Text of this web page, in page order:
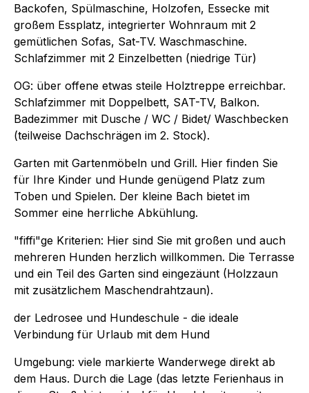
Backofen, Spülmaschine, Holzofen, Essecke mit
großem Essplatz, integrierter Wohnraum mit 2
gemütlichen Sofas, Sat-TV. Waschmaschine.
Schlafzimmer mit 2 Einzelbetten (niedrige Tür)
OG: über offene etwas steile Holztreppe erreichbar.
Schlafzimmer mit Doppelbett, SAT-TV, Balkon.
Badezimmer mit Dusche / WC / Bidet/ Waschbecken
(teilweise Dachschrägen im 2. Stock).
Garten mit Gartenmöbeln und Grill. Hier finden Sie
für Ihre Kinder und Hunde genügend Platz zum
Toben und Spielen. Der kleine Bach bietet im
Sommer eine herrliche Abkühlung.
"fiffi"ge Kriterien: Hier sind Sie mit großen und auch
mehreren Hunden herzlich willkommen. Die Terrasse
und ein Teil des Garten sind eingezäunt (Holzzaun
mit zusätzlichem Maschendrahtzaun).
der Ledrosee und Hundeschule - die ideale
Verbindung für Urlaub mit dem Hund
Umgebung: viele markierte Wanderwege direkt ab
dem Haus. Durch die Lage (das letzte Ferienhaus in